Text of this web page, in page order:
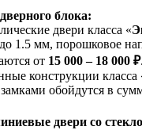
блока:
двери класса «
1.5 мм, порошковое
от 15 000 – 18 000 ₽.
конструкции класса
обойдутся в
двери со